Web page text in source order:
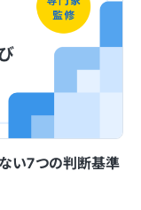
い7つの判断基準